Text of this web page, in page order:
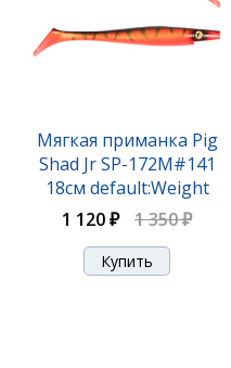
Бактейл CWC Miuras
цвет: Ice
Мягкая приманка Pig
Shad Jr SP-172M#141
18см default:Weight
1 120 ₽
1 350 ₽